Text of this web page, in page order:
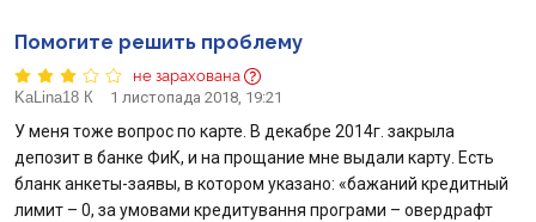
Помогите решить проблему
не зарахована
KaLina18 К
1 листопада 2018, 19:21
У меня тоже вопрос по карте. В декабре 2014г. закрыла
депозит в банке ФиК, и на прощание мне выдали карту. Есть
бланк анкеты-заявы, в котором указано: «бажаний кредитный
лимит – 0, за умовами кредитування програми – овердрафт